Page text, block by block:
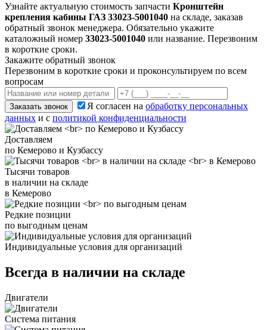
Узнайте актуальную стоимость запчасти Кронштейн
крепления кабины ГАЗ 33023-5001040 на складе, заказав
обратный звонок менеджера. Обязательно укажите
каталожный номер 33023-5001040 или название. Перезвоним
в короткие сроки.
Закажите обратный звонок
Перезвоним в короткие сроки и проконсультируем по всем
вопросам
Заказать звонок Я согласен на обработку персональных
данных и с политикой конфиденциальности
Доставляем
по Кемерово и Кузбассу
Тысячи товаров
в наличии на складе
в Кемерово
Редкие позиции
по выгодным ценам
Индивидуальные условия для организаций
Всегда в наличии на складе
Двигатели
Система питания